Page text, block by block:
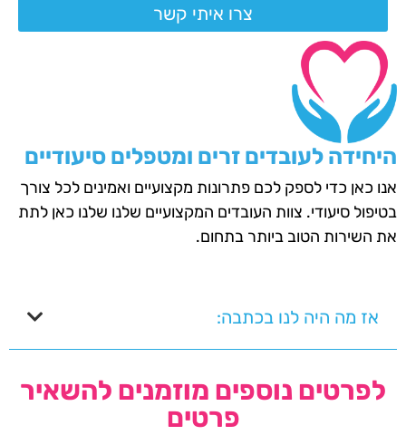
צרו איתי קשר
היחידה לעובדים זרים ומטפלים סיעודיים
אנו כאן כדי לספק לכם פתרונות מקצועיים ואמינים לכל צורך
בטיפול סיעודי. צוות העובדים המקצועיים שלנו שלנו כאן לתת
את השירות הטוב ביותר בתחום.
אז מה היה לנו בכתבה:
לפרטים נוספים מוזמנים להשאיר
פרטים